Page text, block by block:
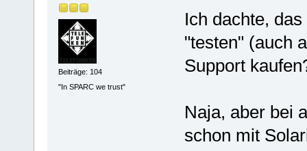
Beiträge: 104
"In SPARC we trust"
Ich dachte,
"testen" (auch
Support
Naja, aber bei
schon mit